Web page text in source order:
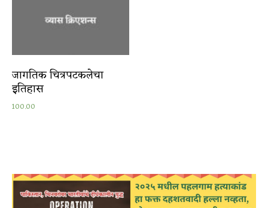
जागतिक चित्रपटकलेचा
इतिहास
100.00